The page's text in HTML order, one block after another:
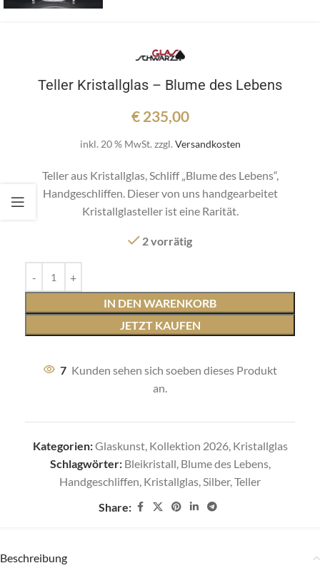
Teller Kristallglas – Blume des Lebens
€235,00
inkl. 20 % MwSt. zzgl. Versandkosten
Teller aus Kristallglas, Schliff „Blume des Lebens“,
Handgeschliffen. Dieser von uns handgearbeitet
Kristallglasteller ist eine Rarität.
2 vorrätig
IN DEN WARENKORB
JETZT KAUFEN
7 Kunden sehen sich soeben dieses Produkt
an.
Kategorien:Glaskunst, Kollektion 2026, Kristallglas
Schlagwörter: Bleikristall, Blume des Lebens,
Handgeschliffen, Kristallglas,Silber,Teller
Share:
Beschreibung